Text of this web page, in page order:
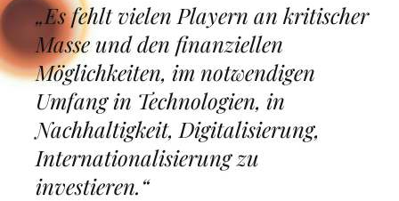
„Es fehlt vielen Playern an kritischer
Masse und den finanziellen
Möglichkeiten, im notwendigen
Umfang in Technologien, in
Nachhaltigkeit, Digitalisierung,
Internationalisierung zu
investieren.“